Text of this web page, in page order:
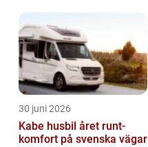
30 juni 2026
Kabe husbil året runt-
komfort på svenska vägar